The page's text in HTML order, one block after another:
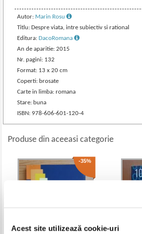
Acest site utilizează cookie-uri
Autor: Marin Rosu
Titlu: Despre viata, intre subiectiv si rational
Editura:DacoRomana
An de aparitie: 2015
Nr. pagini: 132
Format: 13 x 20 cm
Coperti: brosate
Carte in limba: romana
Stare: buna
ISBN: 978-606-601-120-4
Produse din aceeasi categorie
-35%